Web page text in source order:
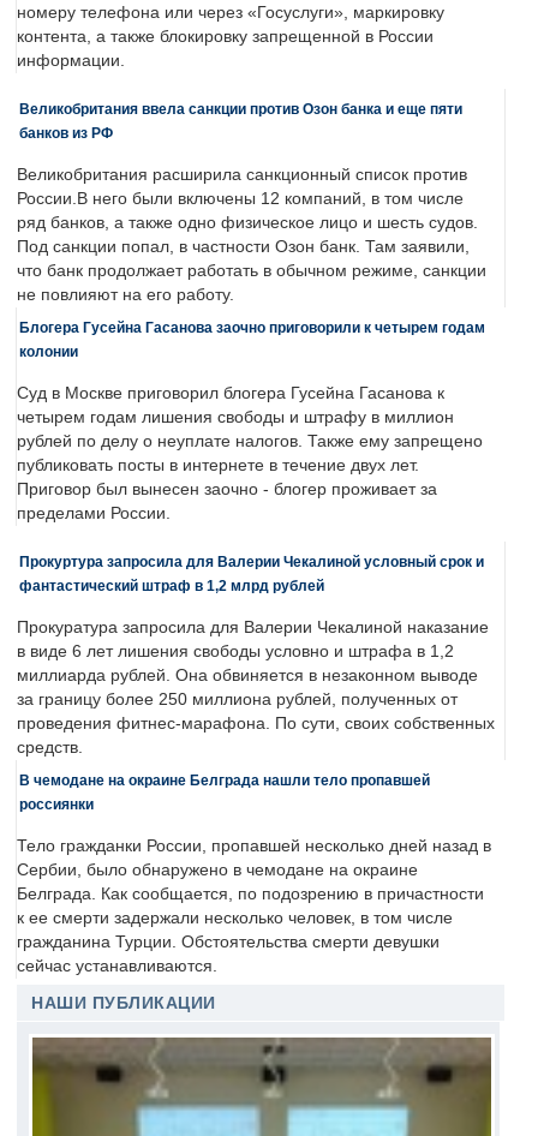
номеру телефона или через «Госуслуги», маркировку
контента, а также блокировку запрещенной в России
информации.
Великобритания ввела санкции против Озон банка и еще пяти
банков из РФ
Великобритания расширила санкционный список против
России.В него были включены 12 компаний, в том числе
ряд банков, а также одно физическое лицо и шесть судов.
Под санкции попал, в частности Озон банк. Там заявили,
что банк продолжает работать в обычном режиме, санкции
не повлияют на его работу.
Блогера Гусейна Гасанова заочно приговорили к четырем годам
колонии
Суд в Москве приговорил блогера Гусейна Гасанова к
четырем годам лишения свободы и штрафу в миллион
рублей по делу о неуплате налогов. Также ему запрещено
публиковать посты в интернете в течение двух лет.
Приговор был вынесен заочно - блогер проживает за
пределами России.
Прокуртура запросила для Валерии Чекалиной условный срок и
фантастический штраф в 1,2 млрд рублей
Прокуратура запросила для Валерии Чекалиной наказание
в виде 6 лет лишения свободы условно и штрафа в 1,2
миллиарда рублей. Она обвиняется в незаконном выводе
за границу более 250 миллиона рублей, полученных от
проведения фитнес-марафона. По сути, своих собственных
средств.
В чемодане на окраине Белграда нашли тело пропавшей
россиянки
Тело гражданки России, пропавшей несколько дней назад в
Сербии, было обнаружено в чемодане на окраине
Белграда. Как сообщается, по подозрению в причастности
к ее смерти задержали несколько человек, в том числе
гражданина Турции. Обстоятельства смерти девушки
сейчас устанавливаются.
НАШИ ПУБЛИКАЦИИ